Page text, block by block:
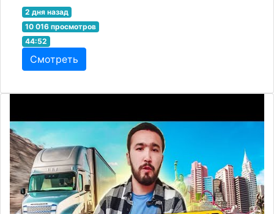
2 дня назад
10 016 просмотров
44:52
Смотреть